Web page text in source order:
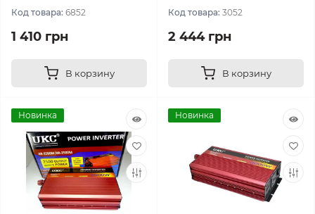
Код товара: 6852
1 410 грн
В корзину
Код товара: 3052
2 444 грн
В корзину
Новинка Новинка